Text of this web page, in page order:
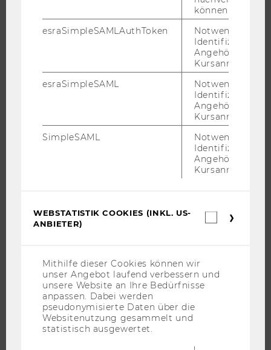
ÜBER DIE WU
CAMPUS
RESEARCH CAREER
WELCOME SERVICES
JOBS MIT WU-STUDIUM
KARRIEREKONTAKTE AN DER WU
KARRIERENETZWERKE AN DER WU
können.
esraSimpleSAMLAuthToken
Notwendig zur
Identifizierung
Angehörige/r für
Kursanmeldung.
esraSimpleSAML
Notwendig zur
Identifizierung
Angehörige/r für
Kursanmeldung.
SimpleSAML
Notwendig zur
Identifizierung
Angehörige/r für
Kursanmeldung.
WEBSTATISTIK COOKIES (INKL. US-
ANBIETER)
Mithilfe dieser Cookies können wir
unser Angebot laufend verbessern und
unsere Website an Ihre Bedürfnisse
anpassen. Dabei werden
pseudonymisierte Daten über die
Websitenutzung gesammelt und
statistisch ausgewertet.